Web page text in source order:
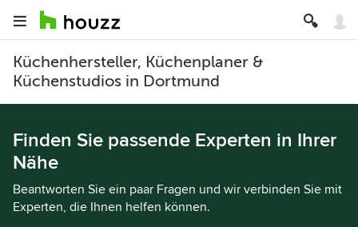
Küchenhersteller, Küchenplaner &
Küchenstudios in Dortmund
Finden Sie passende Experten in Ihrer
Nähe
Beantworten Sie ein paar Fragen und wir verbinden Sie mit
Experten, die Ihnen helfen können.